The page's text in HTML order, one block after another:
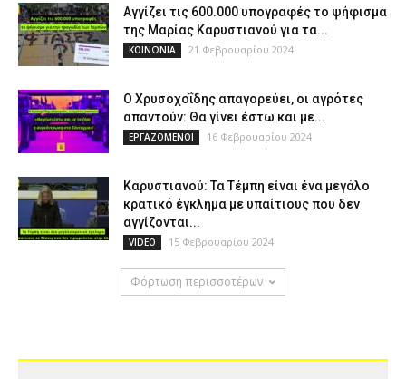
Αγγίζει τις 600.000 υπογραφές το ψήφισμα
της Μαρίας Καρυστιανού για τα...
ΚΟΙΝΩΝΙΑ 21 Φεβρουαρίου 2024
Ο Χρυσοχοΐδης απαγορεύει, οι αγρότες
απαντούν: Θα γίνει έστω και με...
ΕΡΓΑΖΟΜΕΝΟΙ 16 Φεβρουαρίου 2024
Καρυστιανού: Τα Τέμπη είναι ένα μεγάλο
κρατικό έγκλημα με υπαίτιους που δεν
αγγίζονται...
VIDEO 15 Φεβρουαρίου 2024
Φόρτωση περισσοτέρων